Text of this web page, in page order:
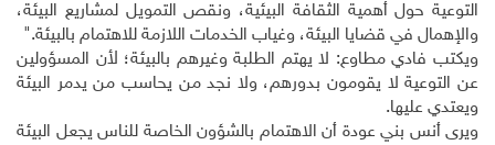
التوعية حول أهمية الثقافة البيئية، ونقص التمويل لمشاريع البيئة،
والإهمال في قضايا البيئة، وغياب الخدمات اللازمة للاهتمام بالبيئة."
ويكتب فادي مطاوع: لا يهتم الطلبة وغيرهم بالبيئة؛ لأن المسؤولين
عن التوعية لا يقومون بدورهم، ولا نجد من يحاسب من يدمر البيئة
ويعتدي عليها.
ويرى أنس بني عودة أن الاهتمام بالشؤون الخاصة للناس يجعل البيئة